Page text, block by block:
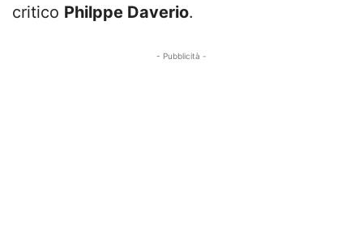
critico Philppe Daverio.
- Pubblicità -